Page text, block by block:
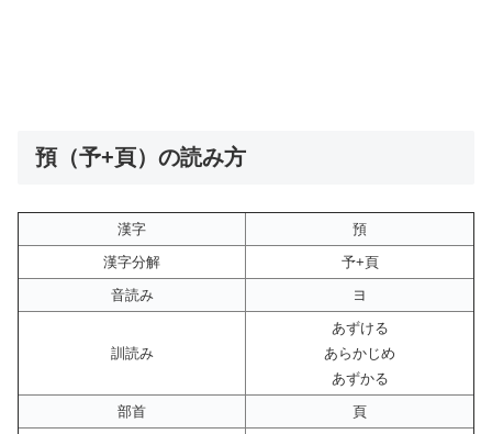
預（予+頁）の読み方
漢字
預
漢字分解
予+頁
音読み
ヨ
訓読み
あずける
あらかじめ
あずかる
部首
頁